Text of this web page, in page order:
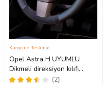
Opel Astra H UYUMLU
Dikmeli direksiyon kılıfı
noktalı alkantra gri yüzüklü (
(2)
Kargo ile Teslimat